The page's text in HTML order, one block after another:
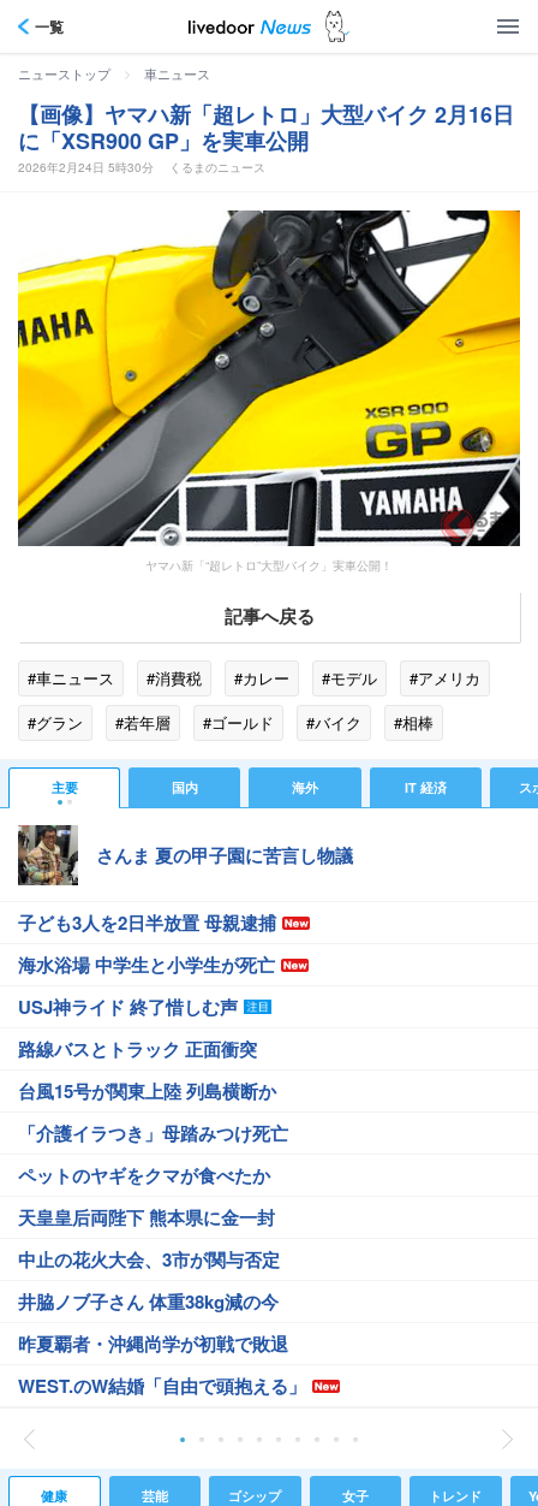
一覧
ニューストップ > 車ニュース
【画像】ヤマハ新「超レトロ」大型バイク 2月16日
に「XSR900 GP」を実車公開
2026年2月24日 5時30分 くるまのニュース
ヤマハ新「“超レトロ”大型バイク」実車公開！
記事へ戻る
#車ニュース #消費税 #カレー #モデル
#アメリカ
#グラン
#若年層 #ゴールド #バイク
#相棒
#東京モーターサイクルショー
#ヤマハ発動機
#ヤマハ
#ワイン
#不正アプリ
主要 国内 海外 IT 経済 ス
さんま 夏の甲子園に苦言し物議
子ども3人を2日半放置 母親逮捕
海水浴場 中学生と小学生が死亡
USJ神ライド 終了惜しむ声
路線バスとトラック 正面衝突
台風15号が関東上陸 列島横断か
「介護イラつき」母踏みつけ死亡
ペットのヤギをクマが食べたか
天皇皇后両陛下 熊本県に金一封
中止の花火大会、3市が関与否定
井脇ノブ子さん 体重38kg減の今
昨夏覇者・沖縄尚学が初戦で敗退
WEST.のW結婚「自由で頭抱える」
健康 芸能 ゴシップ 女子 トレンド